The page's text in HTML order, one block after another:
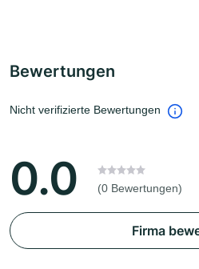
Bewertungen
Nicht verifizierte Bewertungen
0.0 (0 Bewertungen)
Firma